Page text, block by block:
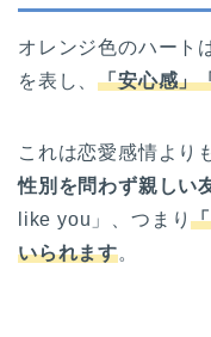
オレンジ色のハート
を表し、「安心感」
これは恋愛感情より
性別を問わず親しい
like you」、つまり
いられます。